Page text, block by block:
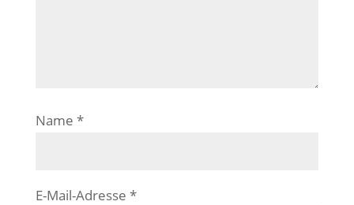
Name *
E-Mail-Adresse *